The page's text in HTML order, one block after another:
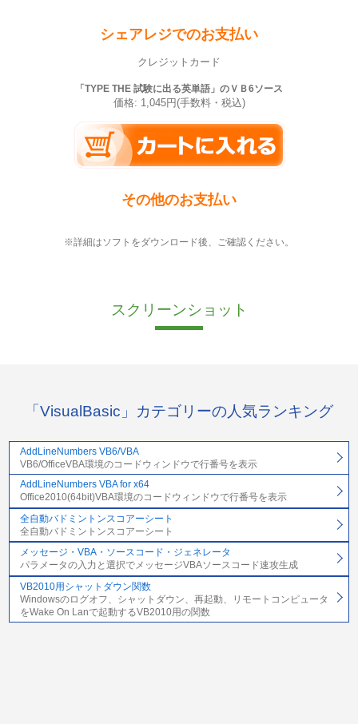
シェアレジでのお支払い
クレジットカード
「TYPE THE 試験に出る英単語」のＶＢ6ソース
価格: 1,045円(手数料・税込)
その他のお支払い
※詳細はソフトをダウンロード後、ご確認ください。
スクリーンショット
「VisualBasic」カテゴリーの人気ランキング
AddLineNumbers VB6/VBA
VB6/OfficeVBA環境のコードウィンドウで行番号を表示
AddLineNumbers VBA for x64
Office2010(64bit)VBA環境のコードウィンドウで行番号を表示
全自動バドミントンスコアーシート
全自動バドミントンスコアーシート
メッセージ・VBA・ソースコード・ジェネレータ
パラメータの入力と選択でメッセージVBAソースコード速攻生成
VB2010用シャットダウン関数
Windowsのログオフ、シャットダウン、再起動、リモートコンピュータ
をWake On Lanで起動するVB2010用の関数